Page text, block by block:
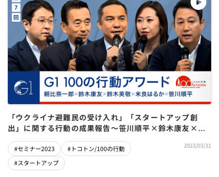
「ウクライナ避難民の受け入れ」「スタートアップ創
出」に関する行動の成果報告～笹川順平×鈴木康友×鈴
木英敬×米良はるか×朝比奈一郎【G1 100の行動アワー
ド】
#セミナー2023
#トコトン/100の行動
#スタートアップ
2023/03/31